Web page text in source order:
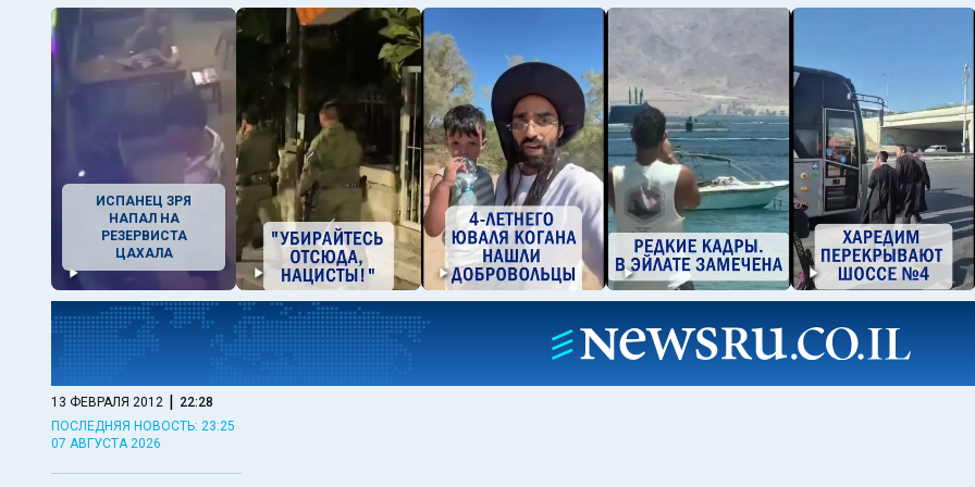
ИСПАНЕЦ ЗРЯ
НАПАЛ НА
РЕЗЕРВИСТА
ЦАХАЛА
13 ФЕВРАЛЯ 2012 | 22:28
ПОСЛЕДНЯЯ НОВОСТЬ: 23:25
07 АВГУСТА 2026